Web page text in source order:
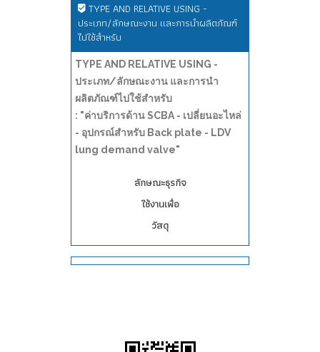
TYPE AND RELATIVE USING -
ประเภท/ลักษณะงาน และการนำผลิตภัณฑ์
ไปใช้สำหรับ
TYPE AND RELATIVE USING -
ประเภท/ลักษณะงาน และการนำ
ผลิตภัณฑ์ไปใช้สำหรับ
: "ค่าบริการด้าน SCBA - เปลี่ยนอะไหล่
- อุปกรณ์สำหรับ Back plate - LDV
lung demand valve"
ลักษณะธุรกิจ
ใช้งานเพื่อ
วัสดุ